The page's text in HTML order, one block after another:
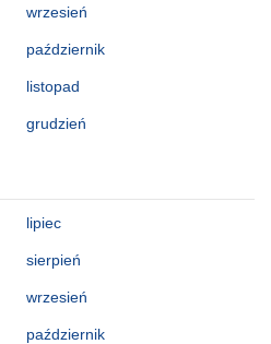
wrzesień
październik
listopad
grudzień
lipiec
sierpień
wrzesień
październik